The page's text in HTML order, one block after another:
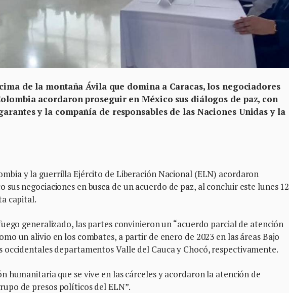
de la montaña Ávila que domina a Caracas, los negociadores
acordaron proseguir en México sus diálogos de paz, con
y la compañía de responsables de las Naciones Unidas y la
y la guerrilla Ejército de Liberación Nacional (ELN) acordaron
sus negociaciones en busca de un acuerdo de paz, al concluir este lunes 12
capital.
generalizado, las partes convinieron un “acuerdo parcial de atención
un alivio en los combates, a partir de enero de 2023 en las áreas Bajo
occidentales departamentos Valle del Cauca y Chocó, respectivamente.
humanitaria que se vive en las cárceles y acordaron la atención de
de presos políticos del ELN”.